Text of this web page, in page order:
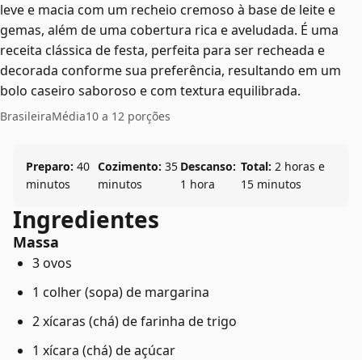
leve e macia com um recheio cremoso à base de leite e
gemas, além de uma cobertura rica e aveludada. É uma
receita clássica de festa, perfeita para ser recheada e
decorada conforme sua preferência, resultando em um
bolo caseiro saboroso e com textura equilibrada.
BrasileiraMédia10 a 12 porções
Preparo: 40
minutos
Cozimento: 35
minutos
Descanso:
1 hora
Total: 2 horas e
15 minutos
Ingredientes
Massa
3 ovos
1 colher (sopa) de margarina
2 xícaras (chá) de farinha de trigo
1 xícara (chá) de açúcar